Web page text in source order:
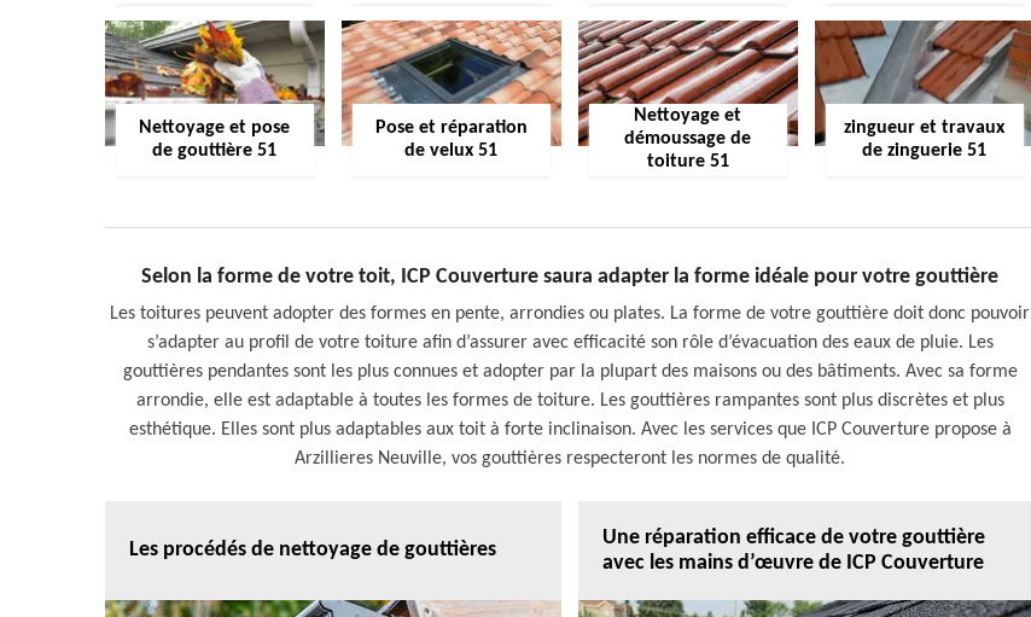
Nettoyage et pose
de gouttière 51
Pose et réparation
de velux 51
Nettoyage et
démoussage de
toiture 51
zingueur et travaux
de zinguerie 51
Selon la forme de votre toit, ICP Couverture saura adapter la forme idéale pour votre gouttière
Les toitures peuvent adopter des formes en pente, arrondies ou plates. La forme de votre gouttière doit donc pouvoir
s’adapter au profil de votre toiture afin d’assurer avec efficacité son rôle d’évacuation des eaux de pluie. Les
gouttières pendantes sont les plus connues et adopter par la plupart des maisons ou des bâtiments. Avec sa forme
arrondie, elle est adaptable à toutes les formes de toiture. Les gouttières rampantes sont plus discrètes et plus
esthétique. Elles sont plus adaptables aux toit à forte inclinaison. Avec les services que ICP Couverture propose à
Arzillieres Neuville, vos gouttières respecteront les normes de qualité.
Les procédés de nettoyage de gouttières
Une réparation efficace de votre gouttière
avec les mains d’œuvre de ICP Couverture